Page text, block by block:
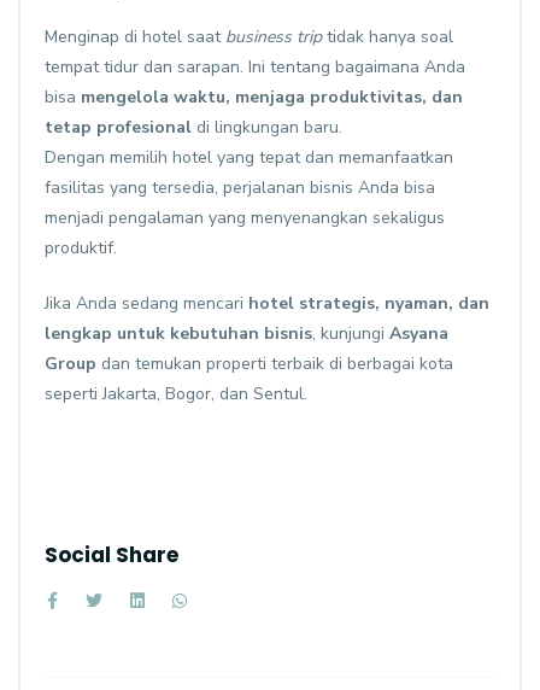
Menginap di hotel saat business triptidak hanya soal
tempat tidur dan sarapan. Ini tentang bagaimana Anda
bisa mengelola waktu, menjaga produktivitas, dan
tetap profesional di lingkungan baru.
Dengan memilih hotel yang tepat dan memanfaatkan
fasilitas yang tersedia, perjalanan bisnis Anda bisa
menjadi pengalaman yang menyenangkan sekaligus
produktif.
Jika Anda sedang mencari hotel strategis, nyaman, dan
lengkap untuk kebutuhan bisnis, kunjungi Asyana
Group dan temukan properti terbaik di berbagai kota
seperti Jakarta, Bogor, dan Sentul.
Social Share